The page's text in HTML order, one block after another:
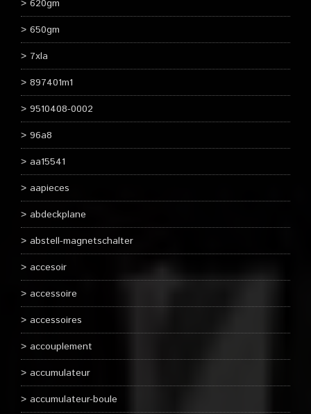
620gm
650gm
7xla
897401m1
9510408-0002
96a8
aa15541
aapieces
abdeckplane
abstell-magnetschalter
accesoir
accessoire
accessoires
accouplement
accumulateur
accumulateur-boule